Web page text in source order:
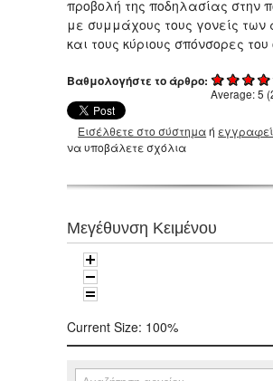
προβολή της ποδηλασίας στην
με συμμάχους τους γονείς των
και τους κύριους σπόνσορες του
Βαθμολογήστε το άρθρο:
Average:5 (
Εισέλθετε στο σύστημαή
να υποβάλετε σχόλια
Μεγέθυνση Κειμένου
Current Size: 100%
Φόρμα αναζήτησης
Αναζήτηση